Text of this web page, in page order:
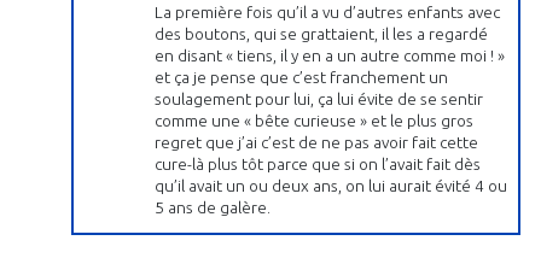
La première fois qu’il a vu d’autres enfants avec
des boutons, qui se grattaient, il les a regardé
en disant « tiens, il y en a un autre comme moi ! »
et ça je pense que c’est franchement un
soulagement pour lui, ça lui évite de se sentir
comme une « bête curieuse » et le plus gros
regret que j’ai c’est de ne pas avoir fait cette
cure-là plus tôt parce que si on l’avait fait dès
qu’il avait un ou deux ans, on lui aurait évité 4 ou
5 ans de galère.